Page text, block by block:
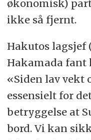
økonomisk)
ikke så fjernt.
Hakutos lagsjef
Hakamada fant
«Siden lav vekt
essensielt for
betryggelse at
bord. Vi kan